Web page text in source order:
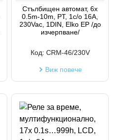
Стълбищен автомат, 6x
0.5m-10m, PT, 1c/o 16A,
230Vac, 1DIN, Elko EP /до
изчерпване/
Код: CRM-46/230V
Виж повече